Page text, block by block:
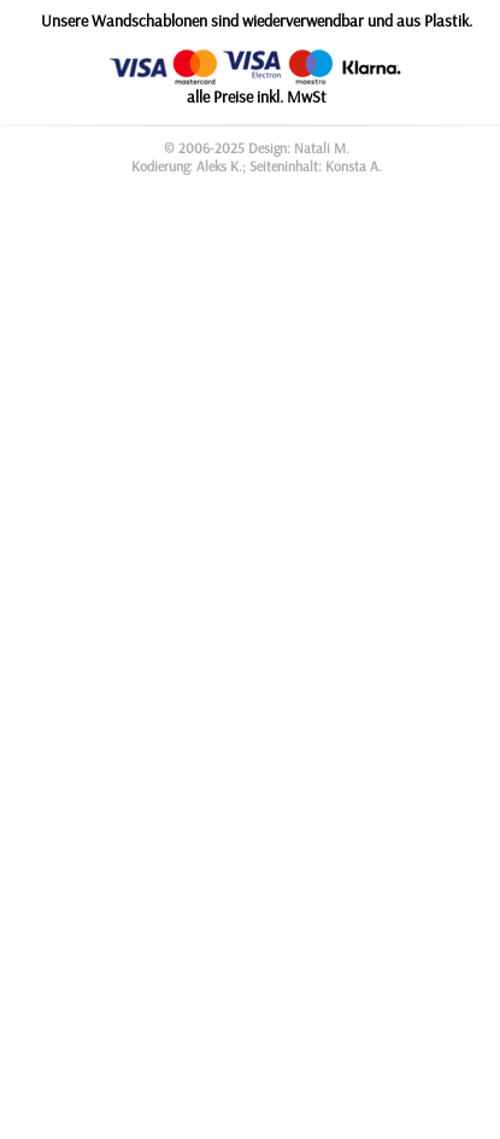
Unsere Wandschablonen sind wiederverwendbar und aus Plastik.
alle Preise inkl. MwSt
© 2006-2025 Design: Natali M.
Kodierung: Aleks K.; Seiteninhalt: Konsta A.